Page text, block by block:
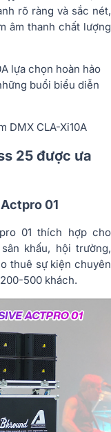
rõ ràng và sắc nét,
âm thanh chất lượng
lựa chọn hoàn hảo
buổi biểu diễn
DMX CLA-Xi10A
25 được ưa
01
01 thích hợp cho
khấu, hội trường,
thuê sự kiện chuyên
500 khách.